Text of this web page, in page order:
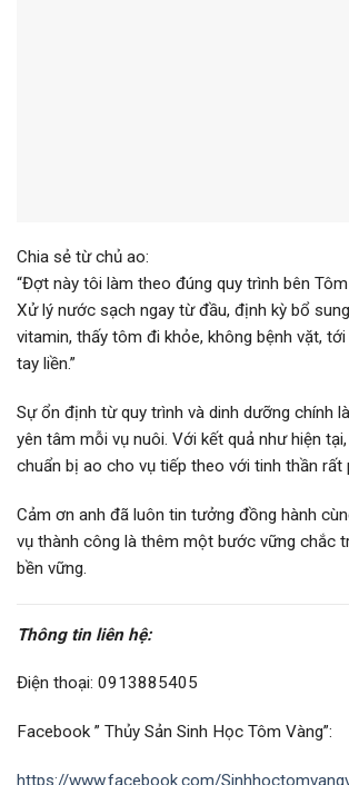
Chia sẻ từ chủ ao:
“Đợt này tôi làm theo đúng quy trình bên
Xử lý nước sạch ngay từ đầu, định kỳ bổ
vitamin, thấy tôm đi khỏe, không bệnh vặt,
tay liền.”
Sự ổn định từ quy trình và dinh dưỡng chính
yên tâm mỗi vụ nuôi. Với kết quả như hiện
chuẩn bị ao cho vụ tiếp theo với tinh thần rất
Cảm ơn anh đã luôn tin tưởng đồng hành
vụ thành công là thêm một bước vững chắc
bền vững.
Thông tin liên hệ:
Điện thoại: 0913885405
Facebook ” Thủy Sản Sinh Học Tôm Vàng”:
https://www.facebook.com/